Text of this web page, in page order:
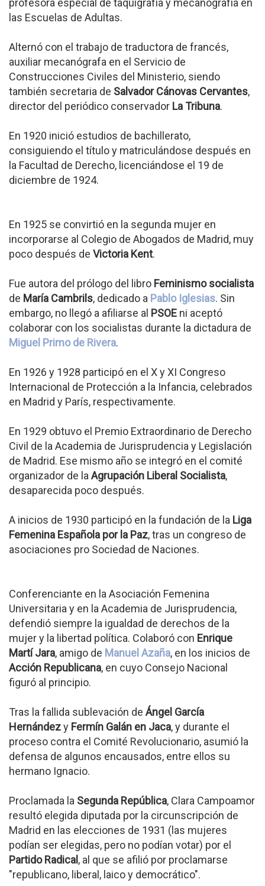
profesora especial de taquigrafía y mecanografía en
las Escuelas de Adultas.
Alternó con el trabajo de traductora de francés,
auxiliar mecanógrafa en el Servicio de
Construcciones Civiles del Ministerio, siendo
también secretaria de Salvador Cánovas Cervantes,
director del periódico conservador La Tribuna.
En 1920 inició estudios de bachillerato,
consiguiendo el título y matriculándose después en
la Facultad de Derecho, licenciándose el 19 de
diciembre de 1924.
En 1925 se convirtió en la segunda mujer en
incorporarse al Colegio de Abogados de Madrid, muy
poco después de Victoria Kent.
Fue autora del prólogo del libro Feminismo socialista
de María Cambrils, dedicado a Pablo Iglesias. Sin
embargo, no llegó a afiliarse al PSOE ni aceptó
colaborar con los socialistas durante la dictadura de
Miguel Primo de Rivera.
En 1926 y 1928 participó en el X y XI Congreso
Internacional de Protección a la Infancia, celebrados
en Madrid y París, respectivamente.
En 1929 obtuvo el Premio Extraordinario de Derecho
Civil de la Academia de Jurisprudencia y Legislación
de Madrid. Ese mismo año se integró en el comité
organizador de la Agrupación Liberal Socialista,
desaparecida poco después.
A inicios de 1930 participó en la fundación de la Liga
Femenina Española por la Paz, tras un congreso de
asociaciones pro Sociedad de Naciones.
Conferenciante en la Asociación Femenina
Universitaria y en la Academia de Jurisprudencia,
defendió siempre la igualdad de derechos de la
mujer y la libertad política. Colaboró con Enrique
Martí Jara, amigo de Manuel Azaña, en los inicios de
Acción Republicana, en cuyo Consejo Nacional
figuró al principio.
Tras la fallida sublevación de Ángel García
Hernándezy Fermín Galán en Jaca, y durante el
proceso contra el Comité Revolucionario, asumió la
defensa de algunos encausados, entre ellos su
hermano Ignacio.
Proclamada la Segunda República, Clara Campoamor
resultó elegida diputada por la circunscripción de
Madrid en las elecciones de 1931 (las mujeres
podían ser elegidas, pero no podían votar) por el
Partido Radical , al que se afilió por proclamarse
"republicano, liberal, laico y democrático".